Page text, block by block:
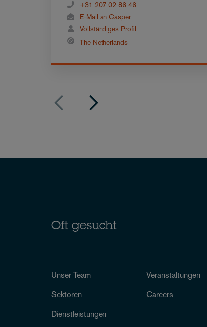
+31 207 02 86 46
E-Mail an Casper
Vollständiges Profil
The Netherlands
Oft gesucht
Unser Team
Sektoren
Dienstleistungen
Veranstaltungen
Careers